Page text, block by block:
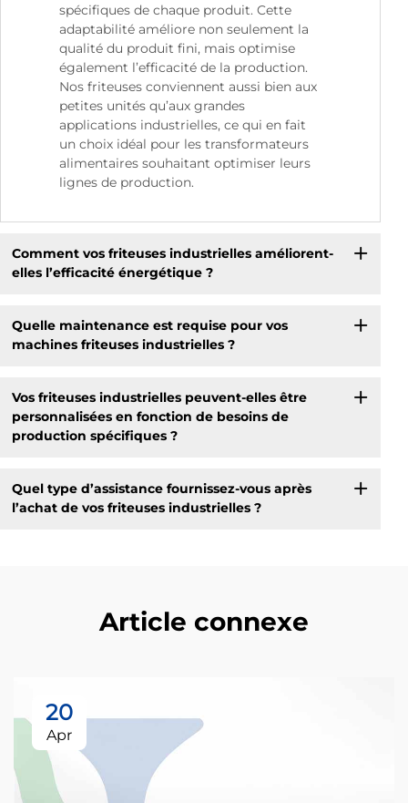
spécifiques de chaque produit. Cette
adaptabilité améliore non seulement la
qualité du produit fini, mais optimise
également l’efficacité de la production.
Nos friteuses conviennent aussi bien aux
petites unités qu’aux grandes
applications industrielles, ce qui en fait
un choix idéal pour les transformateurs
alimentaires souhaitant optimiser leurs
lignes de production.
Comment vos friteuses industrielles améliorent-
elles l’efficacité énergétique ?
Quelle maintenance est requise pour vos
machines friteuses industrielles ?
Vos friteuses industrielles peuvent-elles être
personnalisées en fonction de besoins de
production spécifiques ?
Quel type d’assistance fournissez-vous après
l’achat de vos friteuses industrielles ?
Article connexe
20
Apr